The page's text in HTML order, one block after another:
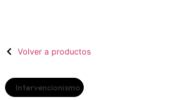
Volver a productos
Intervencionismo